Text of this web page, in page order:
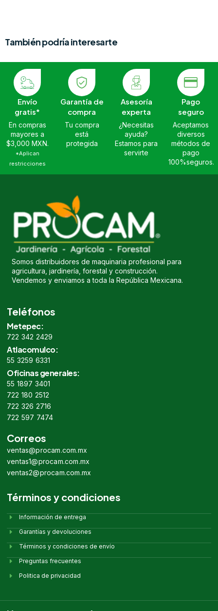
También podría interesarte
Envío
gratis*
En compras
mayores a
$3,000 MXN.
*Aplican
restricciones
Garantía de
compra
Tu compra
está
protegida
Asesoría
experta
¿Necesitas
ayuda?
Estamos para
servirte
Pago
seguro
Aceptamos
diversos
métodos de
pago
100%seguros.
Somos distribuidores de maquinaria profesional para
agricultura, jardinería, forestal y construcción.
Vendemos y enviamos a toda la República Mexicana.
Teléfonos
Metepec:
722 342 2429
Atlacomulco:
55 3259 6331
Oficinas generales:
55 1897 3401
722 180 2512
722 326 2716
722 597 7474
Correos
ventas@procam.com.mx
ventas1@procam.com.mx
ventas2@procam.com.mx
Términos y condiciones
Información de entrega
Garantías y devoluciones
Términos y condiciones de envío
Preguntas frecuentes
Politica de privacidad